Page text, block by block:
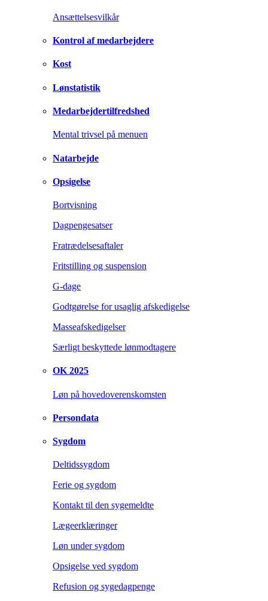
Ansættelsesvilkår
Kontrol af medarbejdere
Kost
Lønstatistik
Medarbejdertilfredshed
Mental trivsel på menuen
Natarbejde
Opsigelse
Bortvisning
Dagpengesatser
Fratrædelsesaftaler
Fritstilling og suspension
G-dage
Godtgørelse for usaglig afskedigelse
Masseafskedigelser
Særligt beskyttede lønmodtagere
OK 2025
Løn på hovedoverenskomsten
Persondata
Sygdom
Deltidssygdom
Ferie og sygdom
Kontakt til den sygemeldte
Lægeerklæringer
Løn under sygdom
Opsigelse ved sygdom
Refusion og sygedagpenge